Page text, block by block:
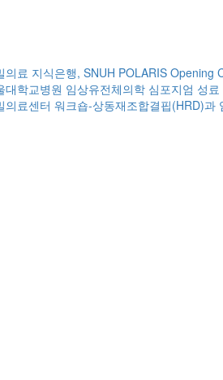
의료 지식은행, SNUH POLARIS Opening
대학교병원 임상유전체의학 심포지엄 성료
의료센터 워크숍-상동재조합결핍(HRD)과